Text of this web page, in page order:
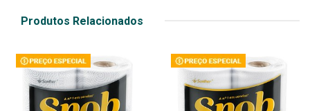
Produtos Relacionados